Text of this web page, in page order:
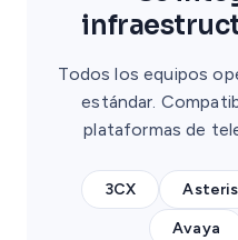
Todos los equipos
estándar.
plataformas de
3CX
Avaya